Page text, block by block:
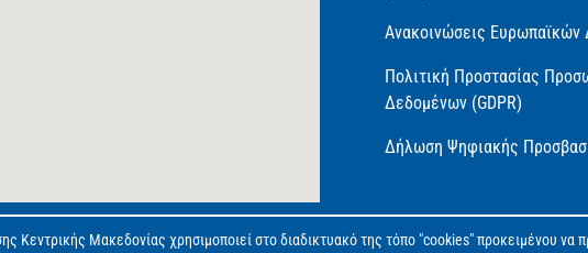
Ανακοινώσεις
Πολιτική Προστασίας
Δεδομένων (GDPR)
Δήλωση Ψηφιακής
Κεντρικής Μακεδονίας χρησιμοποιεί στο διαδικτυακό της τόπο "cookies" προκειμένου